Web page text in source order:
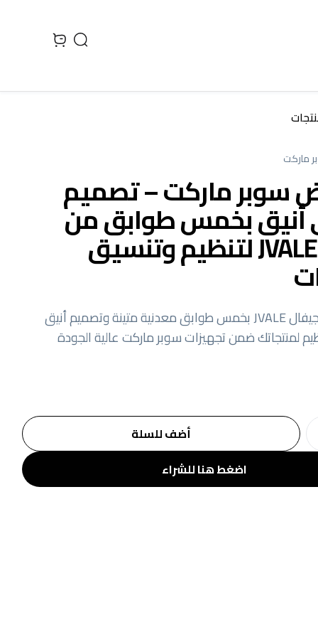
Search
view bag
ماركت
سوبر ماركت – تصميم
أنيق بخمس طوابق من
جيفال JVALE لتنظيم وتنسيق
رف عرض من جيفال JVALE بخمس طوابق معدنية متينة وتصميم أنيق
لمنتجاتك ضمن تجهيزات سوبر ماركت عالية الجودة
اضغط هنا للشراء
أضف للسلة